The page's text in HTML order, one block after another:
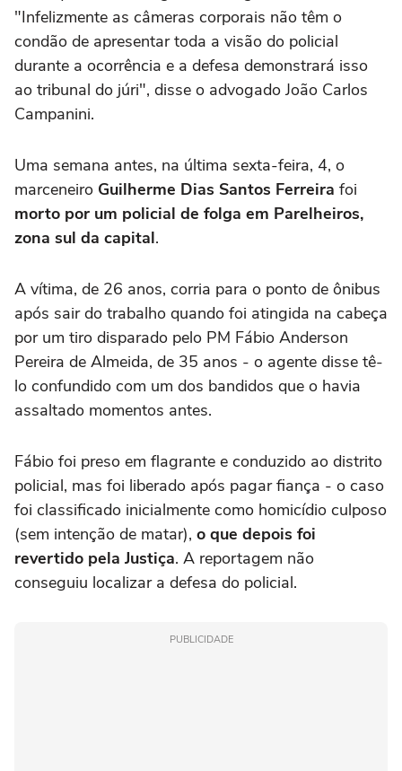
"Infelizmente as câmeras corporais não têm o
condão de apresentar toda a visão do policial
durante a ocorrência e a defesa demonstrará isso
ao tribunal do júri", disse o advogado João Carlos
Campanini.
Uma semana antes, na última sexta-feira, 4, o
marceneiro Guilherme Dias Santos Ferreira foi
morto por um policial de folga em Parelheiros,
zona sul da capital.
A vítima, de 26 anos, corria para o ponto de ônibus
após sair do trabalho quando foi atingida na cabeça
por um tiro disparado pelo PM Fábio Anderson
Pereira de Almeida, de 35 anos - o agente disse tê-
lo confundido com um dos bandidos que o havia
assaltado momentos antes.
Fábio foi preso em flagrante e conduzido ao distrito
policial, mas foi liberado após pagar fiança - o caso
foi classificado inicialmente como homicídio culposo
(sem intenção de matar), o que depois foi
revertido pela Justiça. A reportagem não
conseguiu localizar a defesa do policial.
PUBLICIDADE